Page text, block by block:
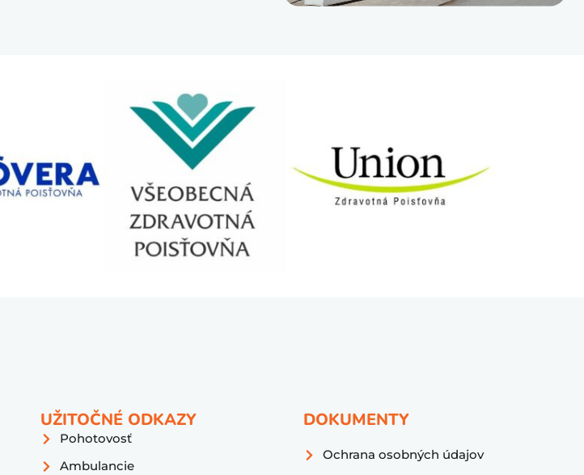
UŽITOČNÉ ODKAZY
Pohotovosť
Ambulancie
DOKUMENTY
Ochrana osobných údajov